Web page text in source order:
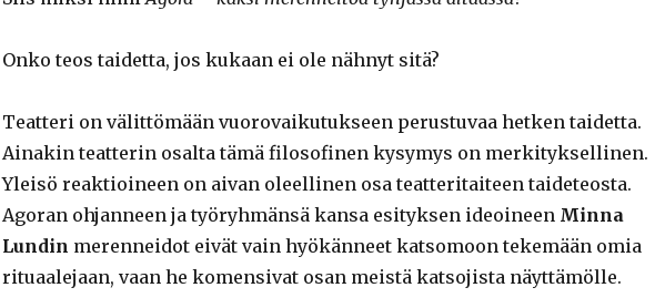
Onko teos taidetta, jos kukaan ei ole nähnyt sitä?
Teatteri on välittömään vuorovaikutukseen perustuvaa hetken taidetta.
Ainakin teatterin osalta tämä filosofinen kysymys on merkityksellinen.
Yleisö reaktioineen on aivan oleellinen osa teatteritaiteen taideteosta.
Agoran ohjanneen ja työryhmänsä kansa esityksen ideoineen Minna
Lundin merenneidot eivät vain hyökänneet katsomoon tekemään omia
rituaalejaan, vaan he komensivat osan meistä katsojista näyttämölle.